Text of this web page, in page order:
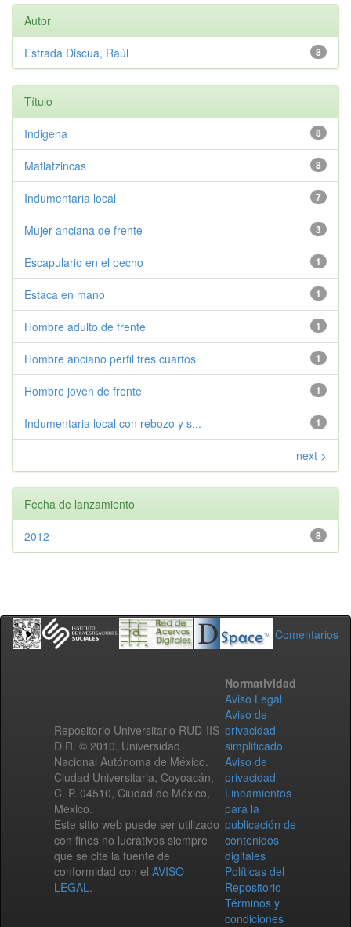
Autor
8
Estrada Discua, Raúl
Título
8
Indigena
8
Matlatzincas
7
Indumentaria local
3
Mujer anciana de frente
1
Escapulario en el pecho
1
Estaca en mano
1
Hombre adulto de frente
1
Hombre anciano perfil tres cuartos
1
Hombre joven de frente
1
Indumentaria local con rebozo y s...
next >
Fecha de lanzamiento
8
2012
Comentarios
Repositorio Universitario RUD-IIS
D.R. © 2010. Universidad
Nacional Autónoma de México.
Ciudad Universitaria, Coyoacán,
C. P. 04510, Ciudad de México,
México.
Este sitio web puede ser utilizado
con fines no lucrativos siempre
que se cite la fuente de
conformidad con el AVISO
LEGAL.
Normatividad
Aviso Legal
Aviso de
privacidad
simplificado
Aviso de
privacidad
Lineamientos
para la
publicación de
contenidos
digitales
Políticas del
Repositorio
Términos y
condiciones